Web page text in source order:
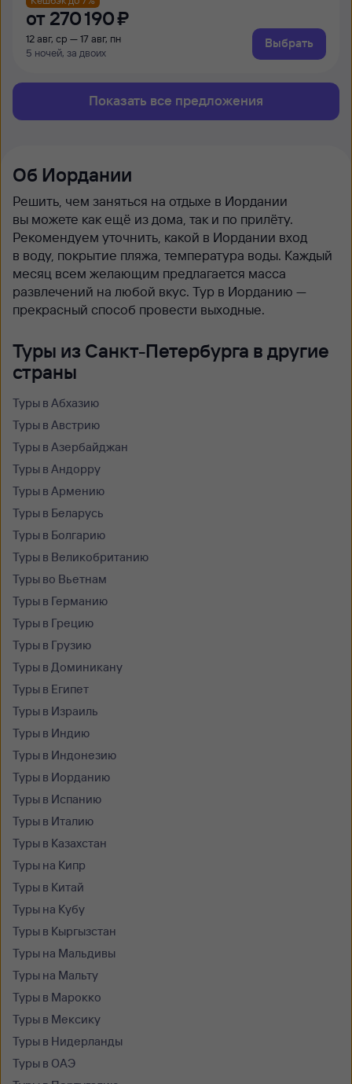
от 270 ⁠190 ⁠₽
12 авг, ср — 17 авг, пн
5 ночей, за двоих
Выбрать
Показать все предложения
Об Иордании
Решить, чем заняться на отдыхе в Иордании
вы можете как ещё из дома, так и по прилёту.
Рекомендуем уточнить, какой в Иордании вход
в воду, покрытие пляжа, температура воды. Каждый
месяц всем желающим предлагается масса
развлечений на любой вкус. Тур в Иорданию —
прекрасный способ провести выходные.
Туры из Санкт-Петербурга в другие
страны
Туры в Абхазию
Туры в Австрию
Туры в Азербайджан
Туры в Андорру
Туры в Армению
Туры в Беларусь
Туры в Болгарию
Туры в Великобританию
Туры во Вьетнам
Туры в Германию
Туры в Грецию
Туры в Грузию
Туры в Доминикану
Туры в Египет
Туры в Израиль
Туры в Индию
Туры в Индонезию
Туры в Иорданию
Туры в Испанию
Туры в Италию
Туры в Казахстан
Туры на Кипр
Туры в Китай
Туры на Кубу
Туры в Кыргызстан
Туры на Мальдивы
Туры на Мальту
Туры в Марокко
Туры в Мексику
Туры в Нидерланды
Туры в ОАЭ